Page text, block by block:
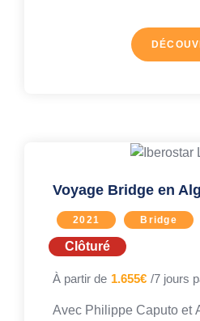
Voyage Bridge en
2021 Bridge
Clôturé
À partir de 1.655€ /7 jours
Avec Philippe Caputo et